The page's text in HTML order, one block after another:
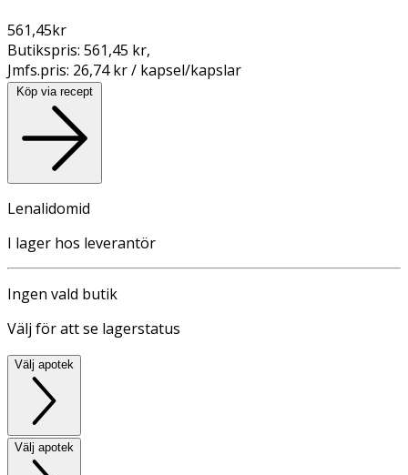
561,45kr
Butikspris: 561,45 kr,
Jmfs.pris: 26,74 kr / kapsel/kapslar
Köp via recept
Lenalidomid
I lager hos leverantör
Ingen vald butik
Välj för att se lagerstatus
Välj apotek
Välj apotek